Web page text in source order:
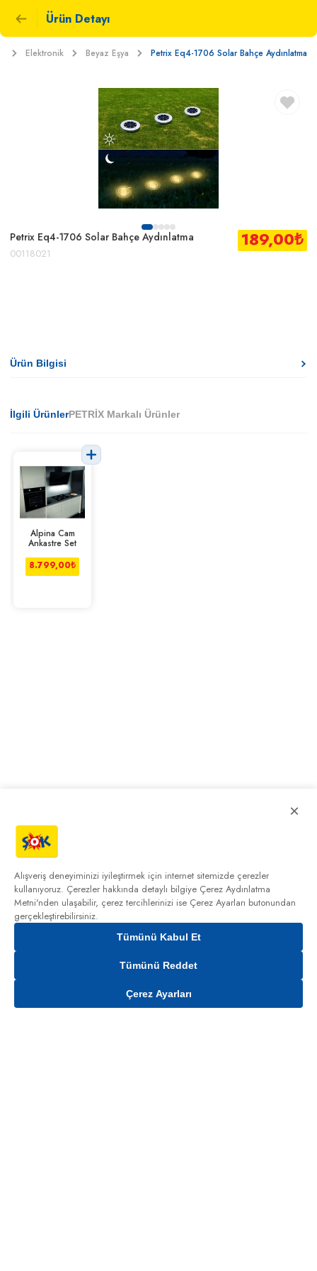
Ürün Detayı
Elektronik Beyaz Eşya Petrix Eq4-1706 Solar Bahçe Aydınlatma
Petrix Eq4-1706 Solar Bahçe Aydınlatma
00118021
189,00₺
Gelince Haber Ver
Ürün Bilgisi
İlgili ÜrünlerPETRİX Markalı Ürünler
Alpina Cam
Ankastre Set
8.799,00₺
×
Alışveriş deneyiminizi iyileştirmek için internet sitemizde çerezler
kullanıyoruz. Çerezler hakkında detaylı bilgiye Çerez Aydınlatma
Metni'nden ulaşabilir, çerez tercihlerinizi ise Çerez Ayarları butonundan
gerçekleştirebilirsiniz.
Tümünü Kabul Et
Tümünü Reddet
Çerez Ayarları